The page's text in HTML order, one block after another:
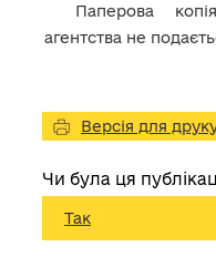
Паперова
агентства не
Версія для
Чи була ця
Так